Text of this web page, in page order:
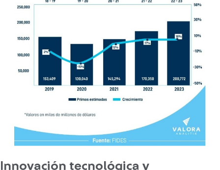
Innovación tecnológica y